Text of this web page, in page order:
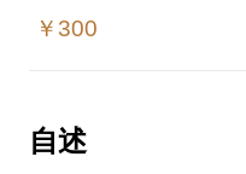
颈，手上的工作看似
HR在企业里很难受到
才能全面的体现出来？
￥300
自述